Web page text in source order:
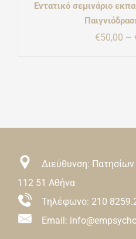
Εντατικό σεμινάριο
€50,00 –
Διεύθυνση: Πατησίων
112 51 Αθήνα
Τηλέφωνο: 210
Email: